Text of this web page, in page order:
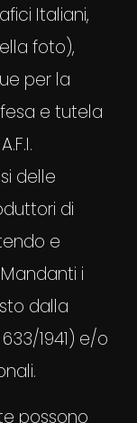
Italiani,
foto),
per la
e tutela
delle
di
e
i
dalla
1941) e/o
possono